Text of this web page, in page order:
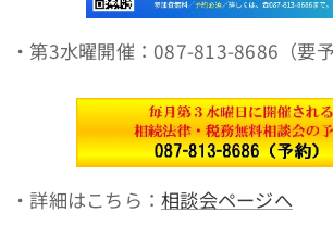
・第3水曜開催：087-813-8686（要予
・詳細はこちら：相談会ページへ